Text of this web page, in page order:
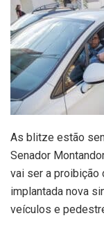
As blitze estão
Senador
vai ser a proibição
implantada nova
veículos e